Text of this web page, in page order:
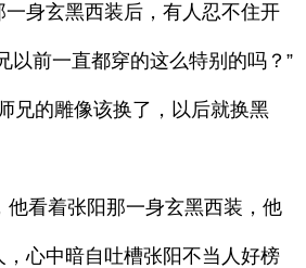
身玄黑西装后，有人忍不住开
以前一直都穿的这么特别的吗？”
兄的雕像该换了，以后就换黑
看着张阳那一身玄黑西装，他
心中暗自吐槽张阳不当人好榜